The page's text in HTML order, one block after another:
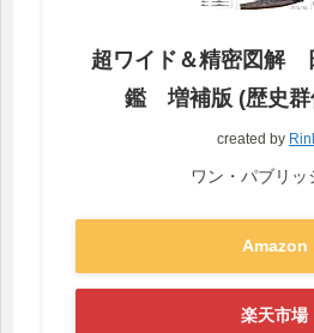
超ワイド＆精密図解
鑑 増補版 (歴史群
created by
ワン・パブリッ
Amazon
楽天市場